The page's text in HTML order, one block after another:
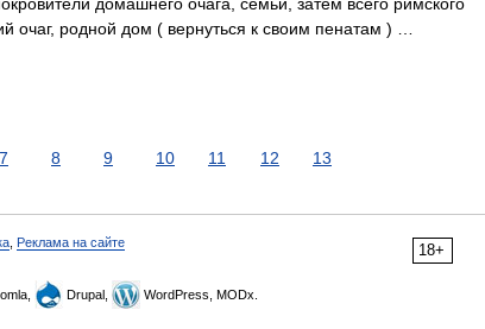
родной дом ( вернуться к своим пенатам ) …
7 8 9 10 11 12 13
18+
Реклама на сайте
Drupal, WordPress, MODx.